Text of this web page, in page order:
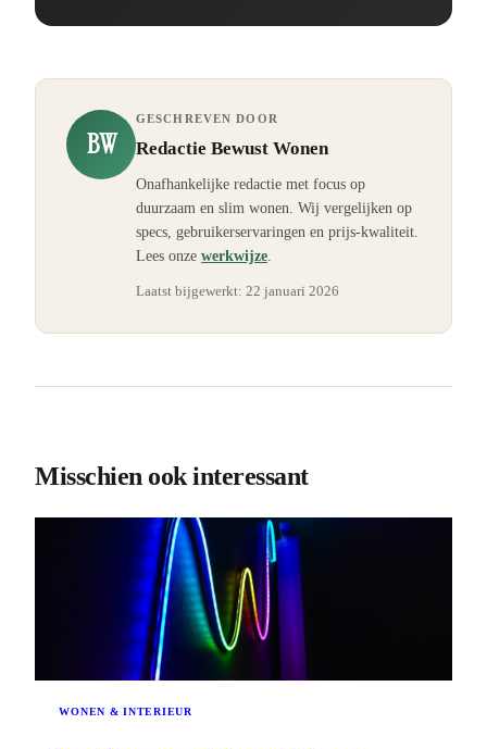
BW
GESCHREVEN DOOR
Redactie Bewust Wonen
Onafhankelijke redactie met focus op
duurzaam en slim wonen. Wij vergelijken op
specs, gebruikerservaringen en prijs-kwaliteit.
Lees onze werkwijze
Laatst bijgewerkt: 22 januari 2026
Misschien ook interessant
WONEN & INTERIEUR